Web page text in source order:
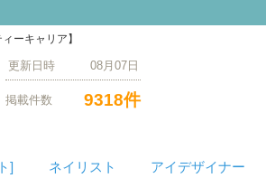
ーキャリア】
更新日時 08月07日
9318件
掲載件数
] ネイリスト アイデザイナー